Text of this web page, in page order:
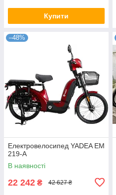
Купити
–48%
Електровелосипед YADEA EM
219-A
В наявності
22 242 ₴ 42 627 ₴